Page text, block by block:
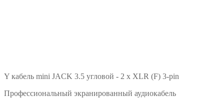
Y кабель mini JACK 3.5 угловой - 2 x XLR (F) 3-pin
Профессиональный экранированный аудиокабель